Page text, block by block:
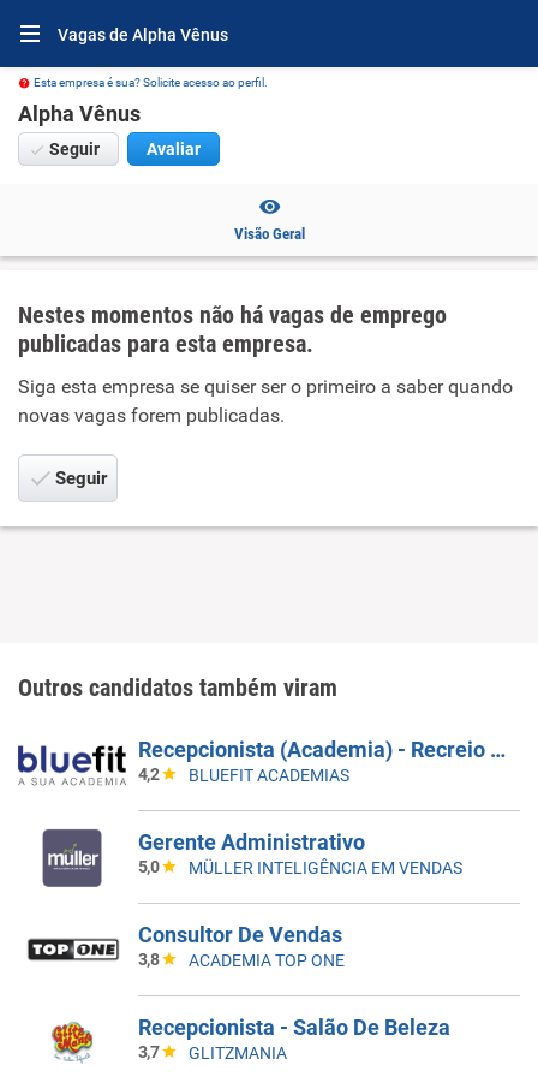
Vagas de Alpha Vênus
Esta empresa é sua? Solicite acesso ao perfil.
Alpha Vênus
Seguir Avaliar
Visão Geral
Nestes momentos não há vagas de emprego
publicadas para esta empresa.
Siga esta empresa se quiser ser o primeiro a saber quando
novas vagas forem publicadas.
Seguir
Outros candidatos também viram
Recepcionista (Academia) - Recreio 2 - Barra Da Tijuca/RJ - (Inauguração) - Horário: 15H30 Ás 00H00
4,2 BLUEFIT ACADEMIAS
Gerente Administrativo
5,0 MÜLLER INTELIGÊNCIA EM VENDAS
Consultor De Vendas
3,8 ACADEMIA TOP ONE
Recepcionista - Salão De Beleza
3,7 GLITZMANIA